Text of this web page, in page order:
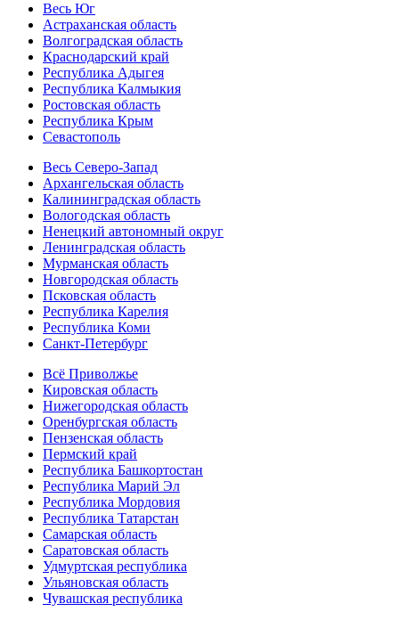
Весь Юг
Астраханская область
Волгоградская область
Краснодарский край
Республика Адыгея
Республика Калмыкия
Ростовская область
Республика Крым
Севастополь
Весь Северо-Запад
Архангельская область
Калининградская область
Вологодская область
Ненецкий автономный округ
Ленинградская область
Мурманская область
Новгородская область
Псковская область
Республика Карелия
Республика Коми
Санкт-Петербург
Всё Приволжье
Кировская область
Нижегородская область
Оренбургская область
Пензенская область
Пермский край
Республика Башкортостан
Республика Марий Эл
Республика Мордовия
Республика Татарстан
Самарская область
Саратовская область
Удмуртская республика
Ульяновская область
Чувашская республика